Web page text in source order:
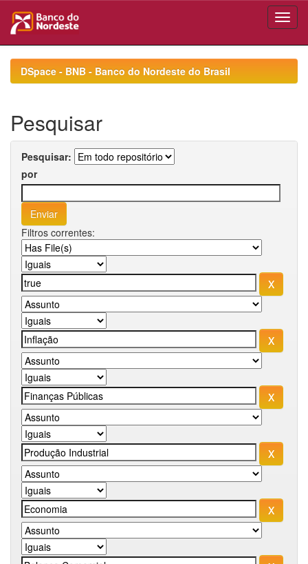
navigationDSpace - BNB - Banco do Nordeste do Brasil
Pesquisar
Pesquisar:
por
Filtros correntes: